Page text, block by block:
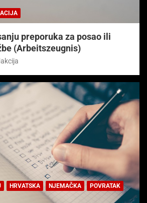
preporuka za posao ili
(Arbeitszeugnis)
HRVATSKA NJEMAČKA
POVRATAK